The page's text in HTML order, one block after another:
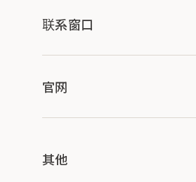
联系窗口
官网
其他